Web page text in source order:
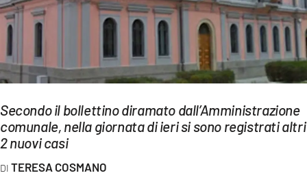
EVENTI
Streaming
LAC TV
LAC NETWORK
LAC ONAIR
Secondo il bollettino diramato dall’Amministrazione
comunale, nella giornata di ieri si sono registrati altri
2 nuovi casi
TERESA COSMANO